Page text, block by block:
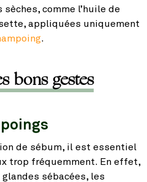
comme l’huile de
appliquées uniquement
.
bons gestes
de sébum, il est essentiel
trop fréquemment. En effet,
sébacées, les